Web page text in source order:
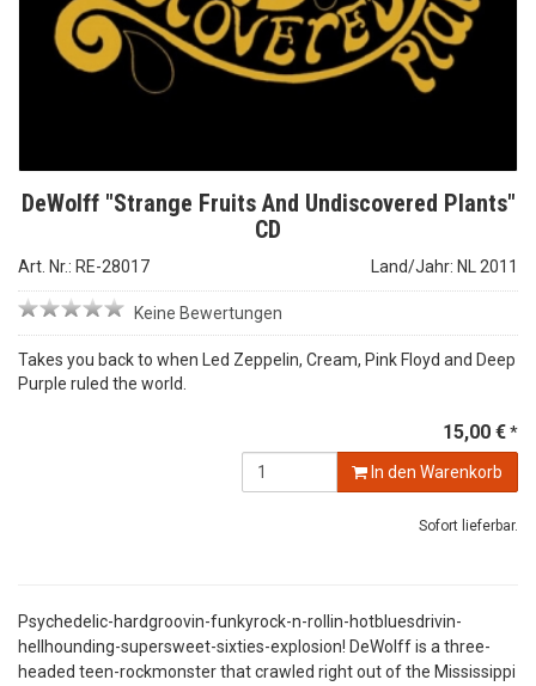
DeWolff "Strange Fruits And Undiscovered Plants"
CD
Art. Nr.: RE-28017 Land/Jahr: NL 2011
Keine Bewertungen
Takes you back to when Led Zeppelin, Cream, Pink Floyd and Deep
Purple ruled the world.
15,00 €*
In den Warenkorb
Sofort lieferbar.
Psychedelic-hardgroovin-funkyrock-n-rollin-hotbluesdrivin-
hellhounding-supersweet-sixties-explosion! DeWolff is a three-
headed teen-rockmonster that crawled right out of the Mississippi